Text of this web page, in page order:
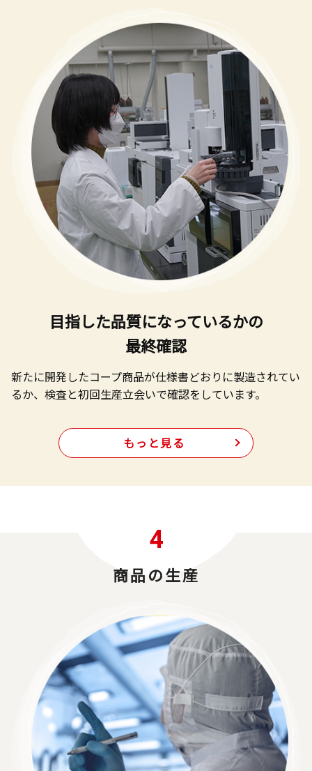
目指した品質になっているかの
最終確認
新たに開発したコープ商品が仕様書どおりに製造されてい
るか、検査と初回生産立会いで確認をしています。
もっと見る
4
商品の生産